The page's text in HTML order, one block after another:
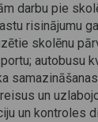
darbu pie
risinājumu
skolēnu
autobusu
un
un kontroles